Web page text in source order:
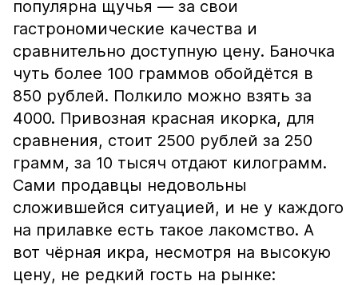
популярна щучья — за свои
гастрономические качества и
сравнительно доступную цену. Баночка
чуть более 100 граммов обойдётся в
850 рублей. Полкило можно взять за
4000. Привозная красная икорка, для
сравнения, стоит 2500 рублей за 250
грамм, за 10 тысяч отдают килограмм.
Сами продавцы недовольны
сложившейся ситуацией, и не у каждого
на прилавке есть такое лакомство. А
вот чёрная икра, несмотря на высокую
цену, не редкий гость на рынке: